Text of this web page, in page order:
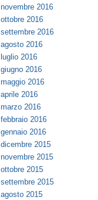
novembre 2016
ottobre 2016
settembre 2016
agosto 2016
luglio 2016
giugno 2016
maggio 2016
aprile 2016
marzo 2016
febbraio 2016
gennaio 2016
dicembre 2015
novembre 2015
ottobre 2015
settembre 2015
agosto 2015